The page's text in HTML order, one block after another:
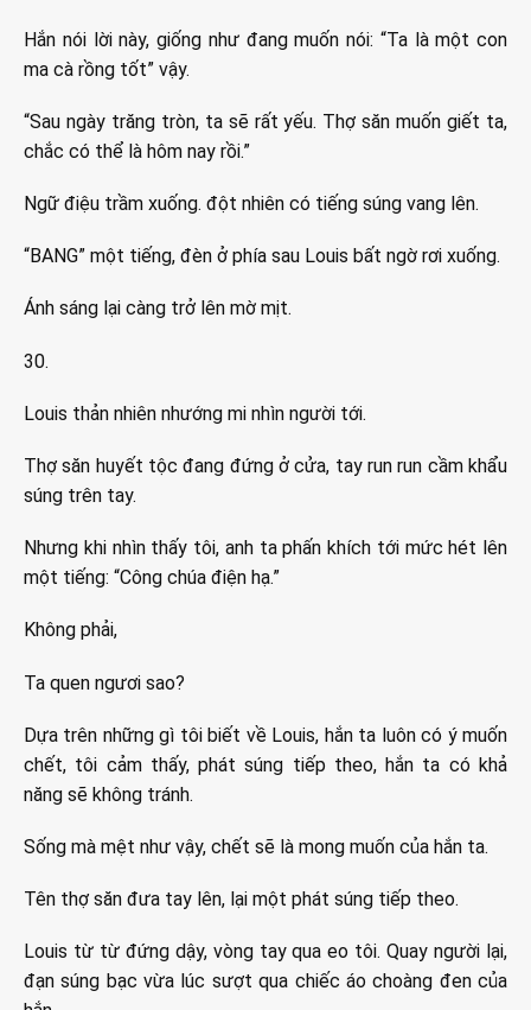
Hắn nói lời này, giống như đang muốn nói: “Ta là một con
ma cà rồng tốt” vậy.
“Sau ngày trăng tròn, ta sẽ rất yếu. Thợ săn muốn giết ta,
chắc có thể là hôm nay rồi.”
Ngữ điệu trầm xuống. đột nhiên có tiếng súng vang lên.
“BANG” một tiếng, đèn ở phía sau Louis bất ngờ rơi xuống.
Ánh sáng lại càng trở lên mờ mịt.
30.
Louis thản nhiên nhướng mi nhìn người tới.
Thợ săn huyết tộc đang đứng ở cửa, tay run run cầm khẩu
súng trên tay.
Nhưng khi nhìn thấy tôi, anh ta phấn khích tới mức hét lên
một tiếng: “Công chúa điện hạ.”
Không phải,
Ta quen ngươi sao?
Dựa trên những gì tôi biết về Louis, hắn ta luôn có ý muốn
chết, tôi cảm thấy, phát súng tiếp theo, hắn ta có khả
năng sẽ không tránh.
Sống mà mệt như vậy, chết sẽ là mong muốn của hắn ta.
Tên thợ săn đưa tay lên, lại một phát súng tiếp theo.
Louis từ từ đứng dậy, vòng tay qua eo tôi. Quay người lại,
đạn súng bạc vừa lúc sượt qua chiếc áo choàng đen của